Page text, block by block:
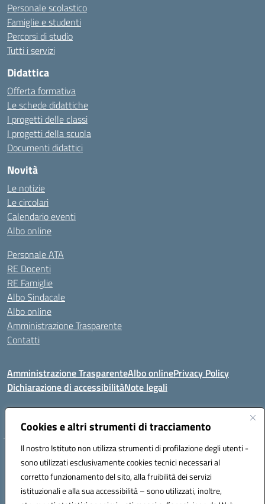
Cookies e altri strumenti di tracciamento
Il nostro Istituto non utilizza strumenti di profilazione degli utenti -
sono utilizzati esclusivamente cookies tecnici necessari al
corretto funzionamento del sito, alla fruibilità dei servizi
istituzionali e alla sua accessibilità – sono utilizzati, inoltre,
Personale scolastico
Famiglie e studenti
Percorsi di studio
Tutti i servizi
Didattica
Offerta formativa
Le schede didattiche
I progetti delle classi
I progetti della scuola
Documenti didattici
Novità
Le notizie
Le circolari
Calendario eventi
Albo online
Personale ATA
RE Docenti
RE Famiglie
Albo Sindacale
Albo online
Amministrazione Trasparente
Contatti
Amministrazione TrasparenteAlbo onlinePrivacy Policy
Dichiarazione di accessibilitàNote legali
Codice fiscale: 81000450908 Codice meccanografico: SSIC80600X
Telefono: 079714035 Fax: 079716128
Mail: SSIC80600X@istruzione.it PEC: SSIC80600X@pec.istruzione.it